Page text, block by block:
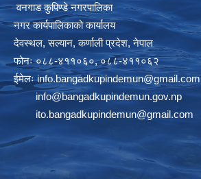
वनगाड कुपिण्डे नगरपालिका
नगर कार्यपालिकाको कार्यालय
देवस्थल, सल्यान, कर्णाली प्रदेश, नेपाल
फोनः ०८८-४११०६०, ०८८-४११०६२
ईमेलःinfo.bangadkupindemun@gmail.com
info@bangadkupindemun.gov.np
ito.bangadkupindemun@gmail.com